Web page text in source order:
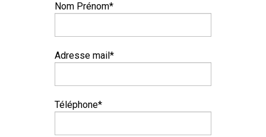
Nom Prénom*
Adresse mail*
Téléphone*